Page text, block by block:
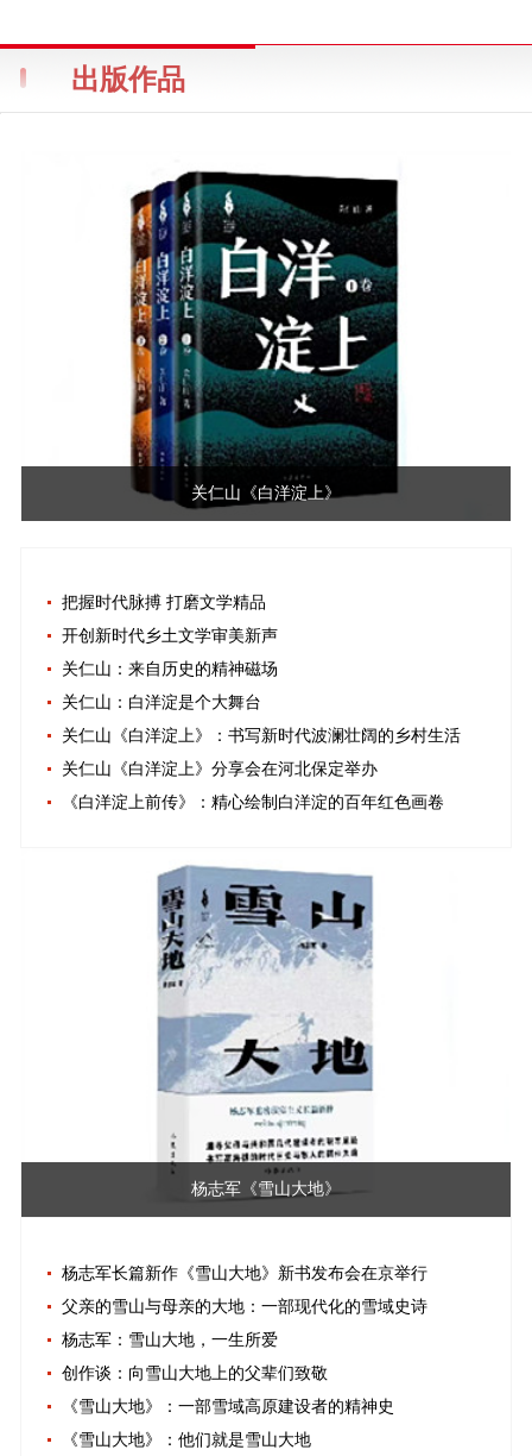
出版作品
关仁山《白洋淀上》
把握时代脉搏 打磨文学精品
开创新时代乡土文学审美新声
关仁山：来自历史的精神磁场
关仁山：白洋淀是个大舞台
关仁山《白洋淀上》：书写新时代波澜壮阔的乡村生活
关仁山《白洋淀上》分享会在河北保定举办
《白洋淀上前传》：精心绘制白洋淀的百年红色画卷
杨志军《雪山大地》
杨志军长篇新作《雪山大地》新书发布会在京举行
父亲的雪山与母亲的大地：一部现代化的雪域史诗
杨志军：雪山大地，一生所爱
创作谈：向雪山大地上的父辈们致敬
《雪山大地》：一部雪域高原建设者的精神史
《雪山大地》：他们就是雪山大地